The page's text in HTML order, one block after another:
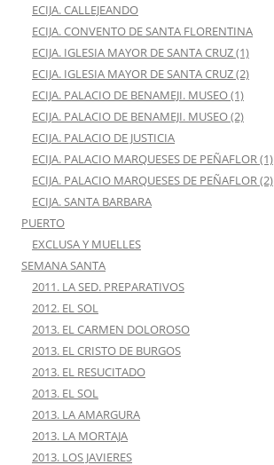
ECIJA. CALLEJEANDO
ECIJA. CONVENTO DE SANTA FLORENTINA
ECIJA. IGLESIA MAYOR DE SANTA CRUZ (1)
ECIJA. IGLESIA MAYOR DE SANTA CRUZ (2)
ECIJA. PALACIO DE BENAMEJI. MUSEO (1)
ECIJA. PALACIO DE BENAMEJI. MUSEO (2)
ECIJA. PALACIO DE JUSTICIA
ECIJA. PALACIO MARQUESES DE PEÑAFLOR (1)
ECIJA. PALACIO MARQUESES DE PEÑAFLOR (2)
ECIJA. SANTA BARBARA
PUERTO
EXCLUSA Y MUELLES
SEMANA SANTA
2011. LA SED. PREPARATIVOS
2012. EL SOL
2013. EL CARMEN DOLOROSO
2013. EL CRISTO DE BURGOS
2013. EL RESUCITADO
2013. EL SOL
2013. LA AMARGURA
2013. LA MORTAJA
2013. LOS JAVIERES